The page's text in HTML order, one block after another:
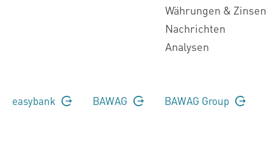
Währungen & Zinsen
Nachrichten
Analysen
easybank BAWAG BAWAG Group